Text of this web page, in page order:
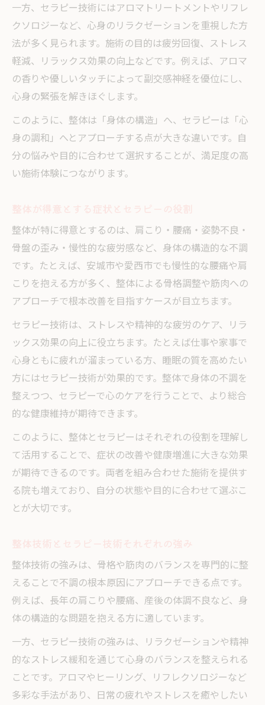
一方、セラピー技術にはアロマトリートメントやリフレ
クソロジーなど、心身のリラクゼーションを重視した方
法が多く見られます。施術の目的は疲労回復、ストレス
軽減、リラックス効果の向上などです。例えば、アロマ
の香りや優しいタッチによって副交感神経を優位にし、
心身の緊張を解きほぐします。
このように、整体は「身体の構造」へ、セラピーは「心
身の調和」へとアプローチする点が大きな違いです。自
分の悩みや目的に合わせて選択することが、満足度の高
い施術体験につながります。
整体が特に得意とするのは、肩こり・腰痛・姿勢不良・
骨盤の歪み・慢性的な疲労感など、身体の構造的な不調
です。たとえば、安城市や愛西市でも慢性的な腰痛や肩
こりを抱える方が多く、整体による骨格調整や筋肉への
アプローチで根本改善を目指すケースが目立ちます。
セラピー技術は、ストレスや精神的な疲労のケア、リラ
ックス効果の向上に役立ちます。たとえば仕事や家事で
心身ともに疲れが溜まっている方、睡眠の質を高めたい
方にはセラピー技術が効果的です。整体で身体の不調を
整えつつ、セラピーで心のケアを行うことで、より総合
的な健康維持が期待できます。
このように、整体とセラピーはそれぞれの役割を理解し
て活用することで、症状の改善や健康増進に大きな効果
が期待できるのです。両者を組み合わせた施術を提供す
る院も増えており、自分の状態や目的に合わせて選ぶこ
とが大切です。
整体技術の強みは、骨格や筋肉のバランスを専門的に整
えることで不調の根本原因にアプローチできる点です。
例えば、長年の肩こりや腰痛、産後の体調不良など、身
体の構造的な問題を抱える方に適しています。
一方、セラピー技術の強みは、リラクゼーションや精神
的なストレス緩和を通じて心身のバランスを整えられる
ことです。アロマやヒーリング、リフレクソロジーなど
多彩な手法があり、日常の疲れやストレスを癒やしたい